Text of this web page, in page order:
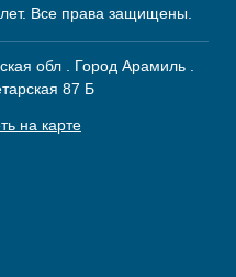
Все права защищены.
обл . Город Арамиль .
87 Б
на карте